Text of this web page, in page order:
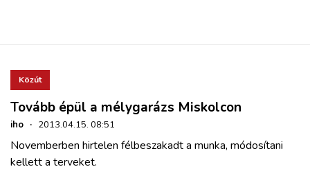
HAJÓZÁS
BLOG
ARCHÍVUM
Közút
Tovább épül a mélygarázs Miskolcon
iho · 2013.04.15. 08:51
Novemberben hirtelen félbeszakadt a munka, módosítani
kellett a terveket.